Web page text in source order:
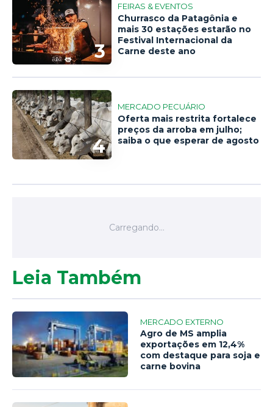
3
FEIRAS & EVENTOS
Churrasco da Patagônia e
mais 30 estações estarão no
Festival Internacional da
Carne deste ano
4
MERCADO PECUÁRIO
Oferta mais restrita fortalece
preços da arroba em julho;
saiba o que esperar de agosto
Leia Também
MERCADO EXTERNO
Agro de MS amplia
exportações em 12,4%
com destaque para soja e
carne bovina